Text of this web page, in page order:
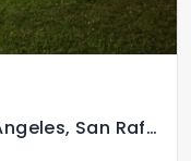
Se vende hermosa Finca en Angeles, San Rafael, Heredia